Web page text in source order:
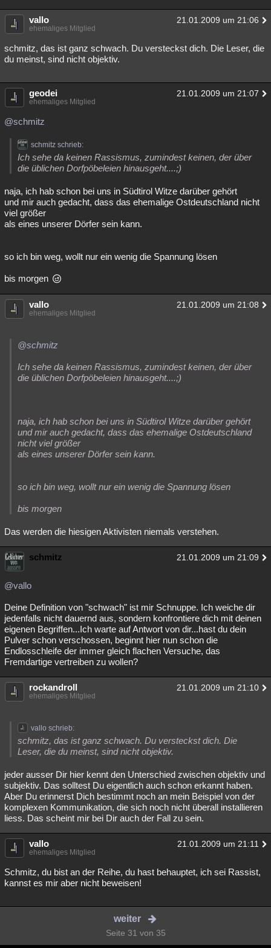
vallo 21.01.2009 um 21:06
ehemaliges Mitglied
schmitz, das ist ganz schwach. Du versteckst dich. Die Leser, die
du meinst, sind nicht objektiv.
geodei 21.01.2009 um 21:07
ehemaliges Mitglied
@schmitz
schmitz schrieb:
Ich sehe da keinen Rassismus, zumindest keinen, der über
die üblichen Dorfpöbeleien hinausgeht....;)
naja, ich hab schon bei uns in Südtirol Witze darüber gehört
und mir auch gedacht, dass das ehemalige Ostdeutschland nicht
viel größer
als eines unserer Dörfer sein kann.
so ich bin weg, wollt nur ein wenig die Spannung lösen
bis morgen
vallo 21.01.2009 um 21:08
ehemaliges Mitglied
@schmitz
Ich sehe da keinen Rassismus, zumindest keinen, der über
die üblichen Dorfpöbeleien hinausgeht....;)
naja, ich hab schon bei uns in Südtirol Witze darüber gehört
und mir auch gedacht, dass das ehemalige Ostdeutschland
nicht viel größer
als eines unserer Dörfer sein kann.
so ich bin weg, wollt nur ein wenig die Spannung lösen
bis morgen
Das werden die hiesigen Aktivisten niemals verstehen.
schmitz 21.01.2009 um 21:09
@vallo
Deine Definition von "schwach" ist mir Schnuppe. Ich weiche dir
jedenfalls nicht dauernd aus, sondern konfrontiere dich mit deinen
eigenen Begriffen...Ich warte auf Antwort von dir...hast du dein
Pulver schon verschossen, beginnt hier nun schon die
Endlosschleife der immer gleich flachen Versuche, das
Fremdartige vertreiben zu wollen?
rockandroll 21.01.2009 um 21:10
ehemaliges Mitglied
vallo schrieb:
schmitz, das ist ganz schwach. Du versteckst dich. Die
Leser, die du meinst, sind nicht objektiv.
jeder ausser Dir hier kennt den Unterschied zwischen objektiv und
subjektiv. Das solltest Du eigentlich auch schon erkannt haben.
Aber Du erinnerst Dich bestimmt noch an mein Beispiel von der
komplexen Kommunikation, die sich noch nicht überall installieren
liess. Das scheint mir bei Dir auch der Fall zu sein.
vallo 21.01.2009 um 21:11
ehemaliges Mitglied
Schmitz, du bist an der Reihe, du hast behauptet, ich sei Rassist,
kannst es mir aber nicht beweisen!
weiter
Seite 31 von 35